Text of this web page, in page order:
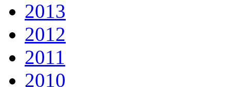
2013
2012
2011
2010